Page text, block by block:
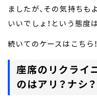
ましたが、その気持ちも
いいでしょ！という態度は
続いてのケースはこちら！
座席のリクライ
のはアリ？ナシ？